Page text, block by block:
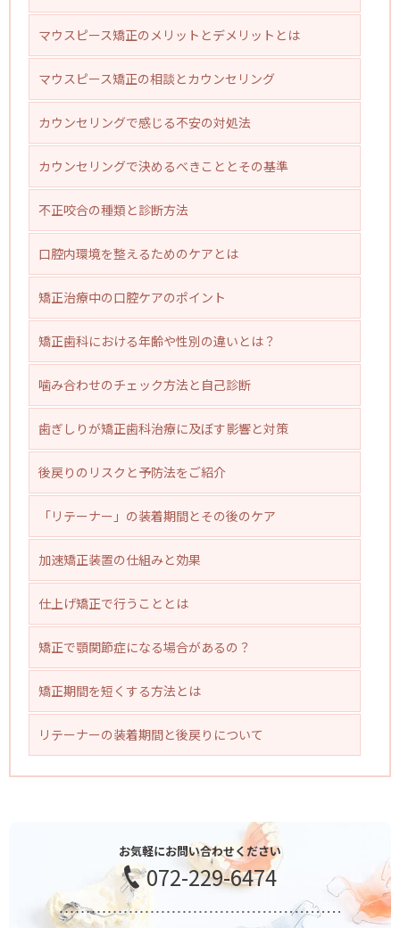
マウスピース矯正のメリットとデメリットとは
マウスピース矯正の相談とカウンセリング
カウンセリングで感じる不安の対処法
カウンセリングで決めるべきこととその基準
不正咬合の種類と診断方法
口腔内環境を整えるためのケアとは
矯正治療中の口腔ケアのポイント
矯正歯科における年齢や性別の違いとは？
噛み合わせのチェック方法と自己診断
歯ぎしりが矯正歯科治療に及ぼす影響と対策
後戻りのリスクと予防法をご紹介
「リテーナー」の装着期間とその後のケア
加速矯正装置の仕組みと効果
仕上げ矯正で行うこととは
矯正で顎関節症になる場合があるの？
矯正期間を短くする方法とは
リテーナーの装着期間と後戻りについて
お気軽にお問い合わせください
072-229-6474